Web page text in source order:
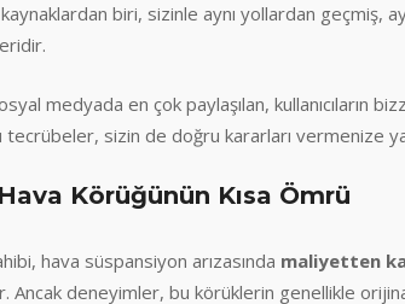
biri, sizinle aynı yollardan geçmiş,
medyada en çok paylaşılan, kullanıcıların
tecrübeler, sizin de doğru kararları vermenize
Körüğünün Kısa Ömrü
hava süspansiyon arızasında maliyetten
deneyimler, bu körüklerin genellikle